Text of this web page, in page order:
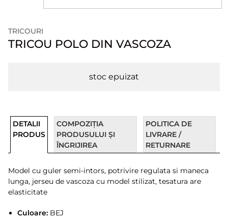
TRICOURI
TRICOU POLO DIN VASCOZA
stoc epuizat
DETALII
PRODUS
COMPOZIȚIA
PRODUSULUI ȘI
ÎNGRIJIREA
POLITICA DE
LIVRARE /
RETURNARE
Model cu guler semi-intors, potrivire regulata si maneca
lunga, jerseu de vascoza cu model stilizat, tesatura are
elasticitate
Culoare:BEJ